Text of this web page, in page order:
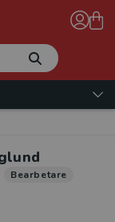
Bearbetare